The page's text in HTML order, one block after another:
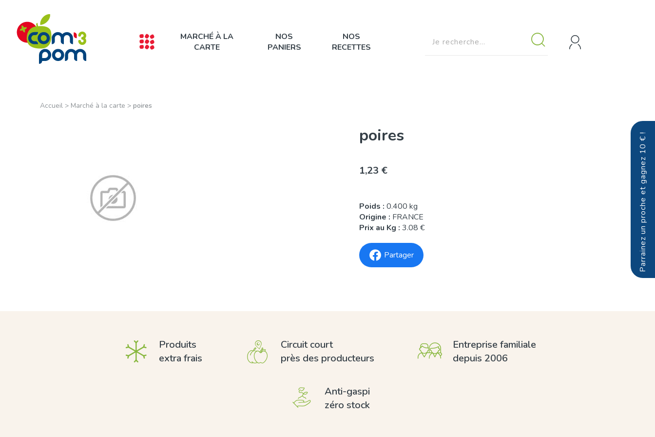
MARCHÉ À LA
CARTE
NOS
PANIERS
NOS
RECETTES
Parrainez un proche et gagnez 10 € !
Accueil > Marché à la carte > poires
poires
1,23 €
Poids : 0.400 kg
Origine : FRANCE
Prix au Kg : 3.08 €
Partager
Produits
extra frais
Circuit court
près des producteurs
Entreprise familiale
depuis 2006
Anti-gaspi
zéro stock